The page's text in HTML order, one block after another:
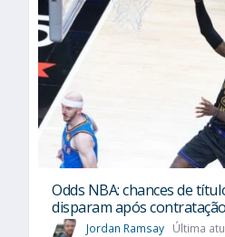
Odds NBA: chances de
disparam após
Jordan Ramsay Última